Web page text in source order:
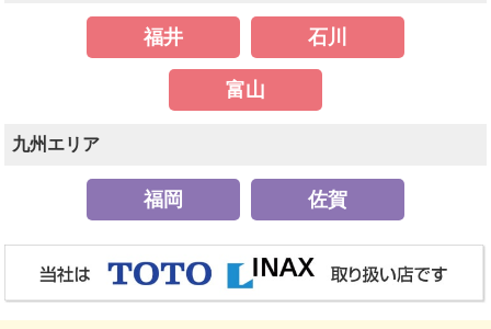
福井 石川
富山
九州エリア
福岡 佐賀